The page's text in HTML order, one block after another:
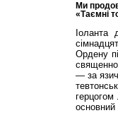
Ми
«Таємні
Ордену
— за
основний